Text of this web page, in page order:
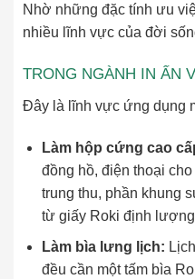
Nhờ những đặc tính ưu
nhiều lĩnh vực của đời
TRONG NGÀNH IN ẤN
Đây là lĩnh vực ứng dụng
Làm hộp cứng cao
đồng hồ, điện thoại
trung thu, phần khung
từ giấy Roki định
Làm bìa lưng lịch:
đều cần một tấm bìa